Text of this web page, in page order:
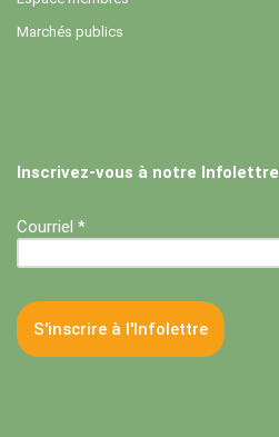
Marchés publics
Inscrivez-vous à notre Infolettre
Courriel *